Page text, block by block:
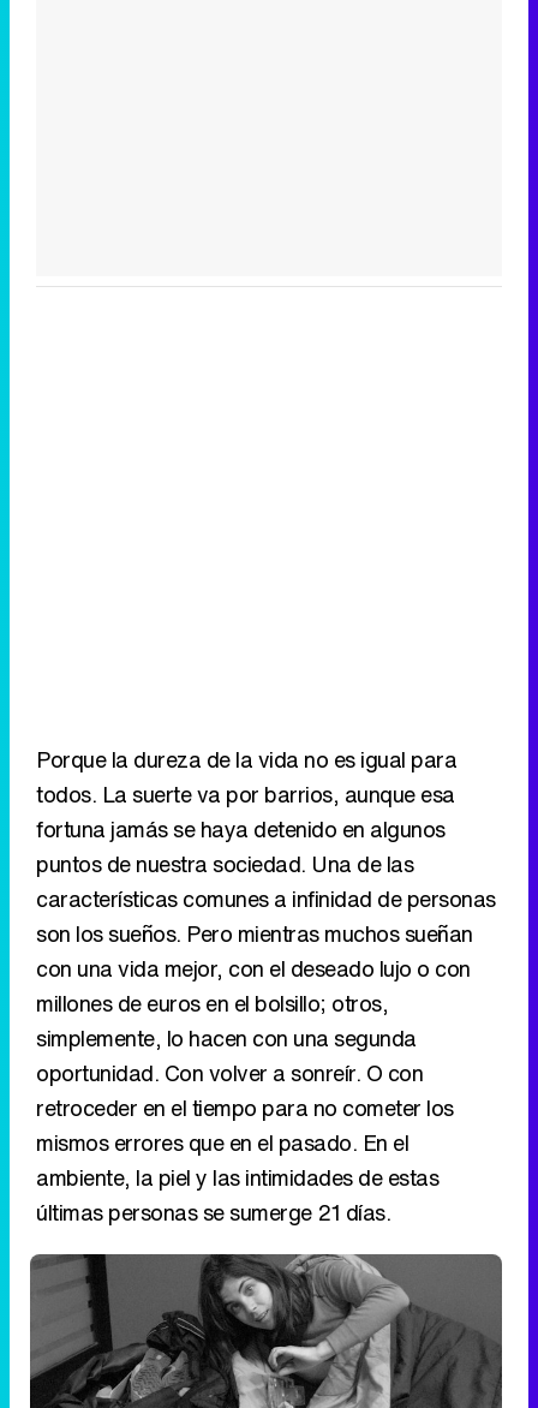
son los sueños. Pero mientras muchos sueñan
con una vida mejor, con el deseado lujo o con
millones de euros en el bolsillo; otros,
simplemente, lo hacen con una segunda
oportunidad. Con volver a sonreír. O con
retroceder en el tiempo para no cometer los
mismos errores que en el pasado. En el
ambiente, la piel y las intimidades de estas
últimas personas se sumerge 21 días.
Eliminar anuncios